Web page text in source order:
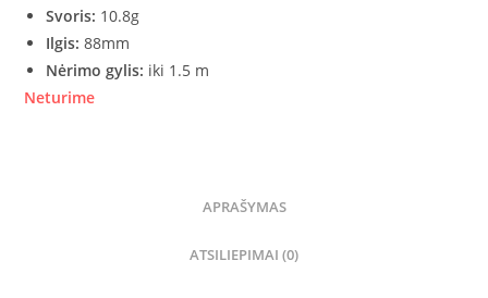
Svoris: 10.8g
Ilgis:88mm
Nėrimo gylis: iki 1.5 m
Neturime
APRAŠYMAS
ATSILIEPIMAI (0)